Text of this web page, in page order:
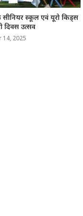
सीनियर स्कूल एवं यूरो किड्स
दिवस उत्सव
14, 2025